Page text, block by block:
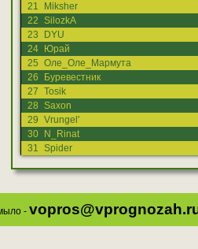
21
Miksher
22 SilozkA
23
DYU
24
Юрай
25 Оле_Оле_Мармута
26
Буревестник
27 Tosik
28 Saxon
29 Vrungel'
30
N_Rinat
31 Spider
-